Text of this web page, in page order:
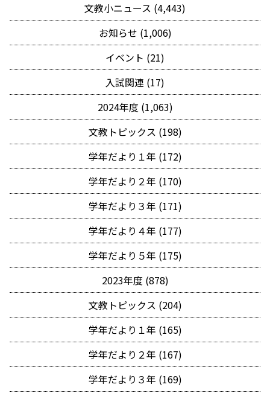
文教小ニュース (4,443)
お知らせ (1,006)
イベント (21)
入試関連 (17)
2024年度 (1,063)
文教トピックス (198)
学年だより１年 (172)
学年だより２年 (170)
学年だより３年 (171)
学年だより４年 (177)
学年だより５年 (175)
2023年度 (878)
文教トピックス (204)
学年だより１年 (165)
学年だより２年 (167)
学年だより３年 (169)